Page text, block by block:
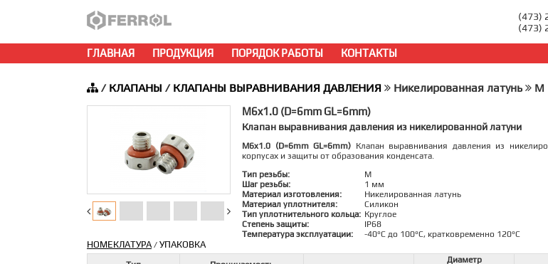
(473)
(473)
ГЛАВНАЯ ПРОДУКЦИЯ ПОРЯДОК РАБОТЫ КОНТАКТЫ
/ КЛАПАНЫ / КЛАПАНЫ ВЫРАВНИВАНИЯ ДАВЛЕНИЯ Никелированная латунь M
M6x1.0 (D=6mm GL=6mm)
Клапан выравнивания давления из никелированной латуни
M6x1.0 (D=6mm GL=6mm) Клапан выравнивания давления из
корпусах и защиты от образования конденсата.
Тип резьбы:
M
Шаг резьбы:
1 мм
Материал изготовления:
Никелированная латунь
Материал уплотнителя:
Силикон
Тип уплотнительного кольца: Круглое
Степень защиты:
IP68
Температура эксплуатации:
-40°C до 100°C, кратковременно 120°C
НОМЕКЛАТУРА/ УПАКОВКА
Диаметр